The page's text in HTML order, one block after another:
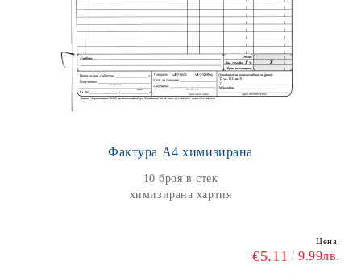
Фактура А4 химизирана
10 броя в стек
химизирана хартия
Цена:
€5.11 9.99лв.